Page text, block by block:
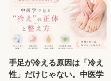
手足が冷える原因は「冷え
性」だけじゃない。中医学